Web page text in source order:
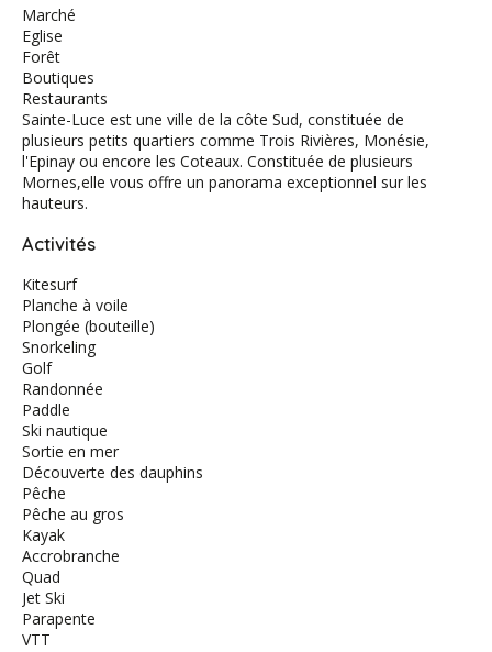
Marché
Eglise
Forêt
Boutiques
Restaurants
Sainte-Luce est une ville de la côte Sud, constituée de
plusieurs petits quartiers comme Trois Rivières, Monésie,
l'Epinay ou encore les Coteaux. Constituée de plusieurs
Mornes,elle vous offre un panorama exceptionnel sur les
hauteurs.
Activités
Kitesurf
Planche à voile
Plongée (bouteille)
Snorkeling
Golf
Randonnée
Paddle
Ski nautique
Sortie en mer
Découverte des dauphins
Pêche
Pêche au gros
Kayak
Accrobranche
Quad
Jet Ski
Parapente
VTT